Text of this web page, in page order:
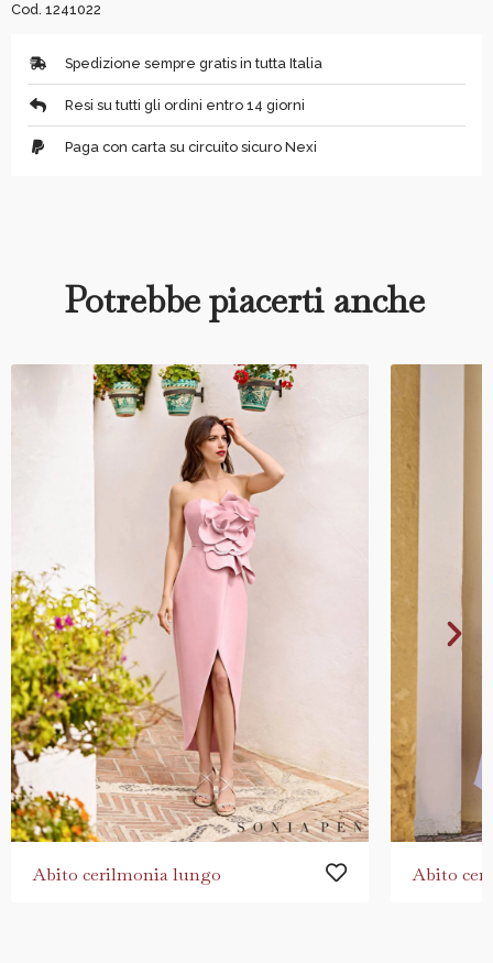
Cod. 1241022
Spedizione sempre gratis in tutta Italia
Resi su tutti gli ordini entro 14 giorni
Paga con carta su circuito sicuro Nexi
Potrebbe piacerti anche
Abito cerilmonia lungo Abito